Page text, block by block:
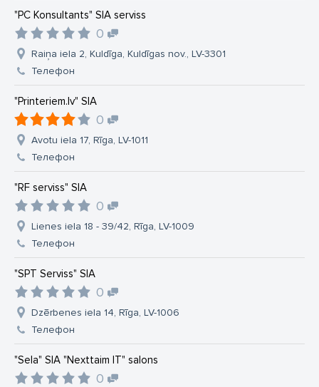
"PC Konsultants" SIA serviss
0
Raiņa iela 2, Kuldīga, Kuldīgas nov., LV-3301
Телефон
"Printeriem.lv" SIA
0
Avotu iela 17, Rīga, LV-1011
Телефон
"RF serviss" SIA
0
Lienes iela 18 - 39/42, Rīga, LV-1009
Телефон
"SPT Serviss" SIA
0
Dzērbenes iela 14, Rīga, LV-1006
Телефон
"Sela" SIA "Nexttaim IT" salons
0